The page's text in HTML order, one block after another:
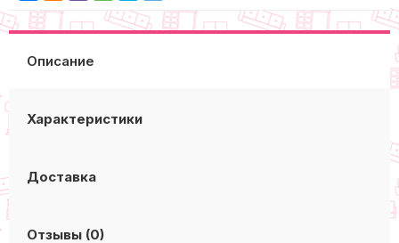
Описание
Характеристики
Доставка
Отзывы (0)